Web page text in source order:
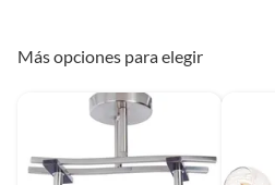
Más opciones para elegir